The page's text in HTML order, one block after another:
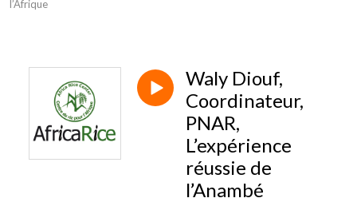
l’Afrique
Waly Diouf,
Coordinateur,
PNAR,
L’expérience
réussie de
l’Anambé